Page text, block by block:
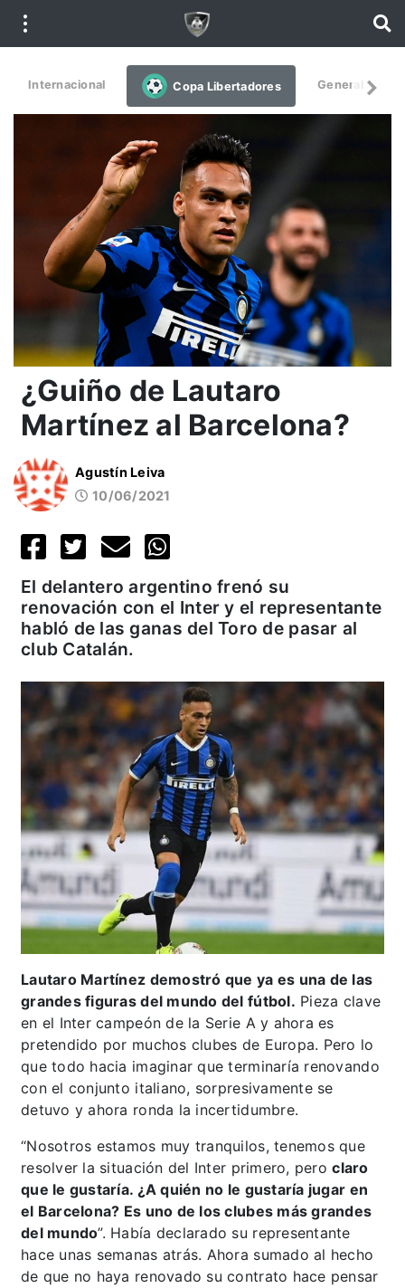
Internacional Copa Libertadores General
¿Guiño de Lautaro
Martínez al Barcelona?
Agustín Leiva
10/06/2021
El delantero argentino frenó su
renovación con el Inter y el representante
habló de las ganas del Toro de pasar al
club Catalán.
Lautaro Martínez demostró que ya es una de las
grandes figuras del mundo del fútbol. Pieza clave
en el Inter campeón de la Serie A y ahora es
pretendido por muchos clubes de Europa. Pero lo
que todo hacia imaginar que terminaría renovando
con el conjunto italiano, sorpresivamente se
detuvo y ahora ronda la incertidumbre.
“Nosotros estamos muy tranquilos, tenemos que
resolver la situación del Inter primero, peroclaro
que le gustaría. ¿A quién no le gustaría jugar en
el Barcelona? Es uno de los clubes más grandes
del mundo”. Había declarado su representante
hace unas semanas atrás. Ahora sumado al hecho
de que no haya renovado su contrato hace pensar